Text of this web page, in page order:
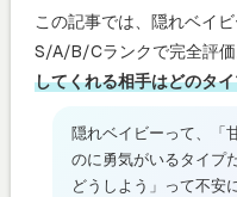
この記事では、隠れベイ
S/A/B/Cランクで完全評価
してくれる相手はどのタ
隠れベイビーって、「
のに勇気がいるタイプ
どうしよう」って不安